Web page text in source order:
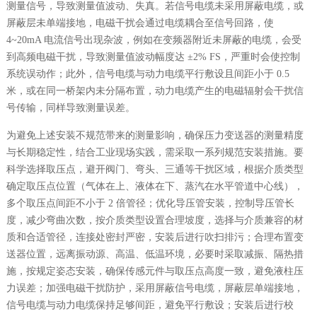
测量信号，导致测量值波动、失真。若信号电缆未采用屏蔽电缆，或
屏蔽层未单端接地，电磁干扰会通过电缆耦合至信号回路，使
4~20mA 电流信号出现杂波，例如在变频器附近未屏蔽的电缆，会受
到高频电磁干扰，导致测量值波动幅度达 ±2% FS，严重时会使控制
系统误动作；此外，信号电缆与动力电缆平行敷设且间距小于 0.5
米，或在同一桥架内未分隔布置，动力电缆产生的电磁辐射会干扰信
号传输，同样导致测量误差。
为避免上述安装不规范带来的测量影响，确保压力变送器的测量精度
与长期稳定性，结合工业现场实践，需采取一系列规范安装措施。要
科学选择取压点，避开阀门、弯头、三通等干扰区域，根据介质类型
确定取压点位置（气体在上、液体在下、蒸汽在水平管道中心线），
多个取压点间距不小于 2 倍管径；优化导压管安装，控制导压管长
度，减少弯曲次数，按介质类型设置合理坡度，选择与介质兼容的材
质和合适管径，连接处密封严密，安装后进行吹扫排污；合理布置变
送器位置，远离振动源、高温、低温环境，必要时采取减振、隔热措
施，按规定姿态安装，确保传感元件与取压点高度一致，避免液柱压
力误差；加强电磁干扰防护，采用屏蔽信号电缆，屏蔽层单端接地，
信号电缆与动力电缆保持足够间距，避免平行敷设；安装后进行校